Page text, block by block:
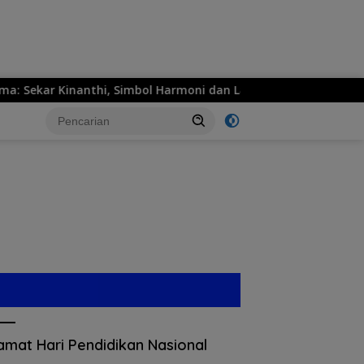
Kinanthi, Simbol Harmoni dan Langkah Maju
Hari Pendidikan Nasional